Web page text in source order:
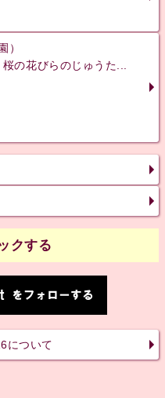
）
の花びらのじゅうた...
クする
について